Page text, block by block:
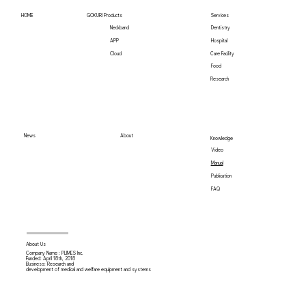
を開始
HOME GOKURI Products
APP
Neckband
Cloud
Services
Dentistry
Hospital
Care Facility
Food
Research
News About
Knowledge
Video
Manual
Publication
FAQ
About Us
Company Name : PLIMES Inc.
Funded: April 18th,2018
Business: Research and
development of medical and welfare equipment and systems